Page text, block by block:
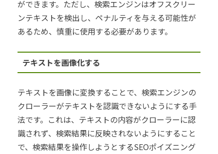
ができます。ただし、検索エンジンはオフスクリー
ンテキストを検出し、ペナルティを与える可能性が
あるため、慎重に使用する必要があります。
テキストを画像化する
テキストを画像に変換することで、検索エンジンの
クローラーがテキストを認識できないようにする手
法です。これは、テキストの内容がクローラーに認
識されず、検索結果に反映されないようにすること
で、検索結果を操作しようとするSEOポイズニング